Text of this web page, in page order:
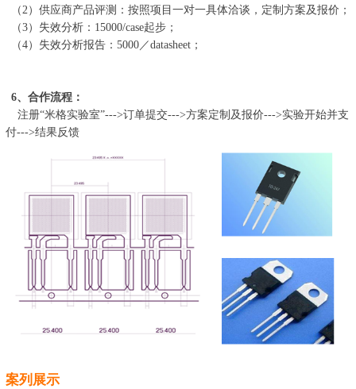
（2）供应商产品评测：按照项目一对一具体洽谈，定制方案及报价；
（3）失效分析： 15000/case起步；
（4）失效分析报告： 5000／datasheet ；
6、合作流程：
注册“米格实验室”--->订单提交--->方案定制及报价--->实验开始并支
付--->结果反馈
案列展示